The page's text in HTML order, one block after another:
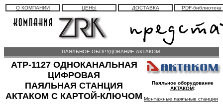
О КОМПАНИИ ЦЕНЫ ДОСТАВКА PDF-библиотека
ПАЯЛЬНОЕ ОБОРУДОВАНИЕ АКТАКОМ.
АТР-1127 ОДНОКАНАЛЬНАЯ
ЦИФРОВАЯ
ПАЯЛЬНАЯ СТАНЦИЯ
АКТАКОМ С КАРТОЙ-КЛЮЧОМ
Паяльное оборудование
АКТАКОМ:
Монтажные паяльные станции